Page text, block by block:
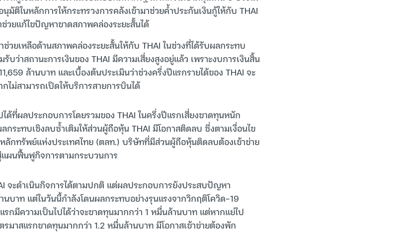
มัติในหลักการให้กระทรวงการคลังเข้ามาช่วยค้ำประกันเงินกู้ให้กับ THAI
ช่วยแก้ไขปัญหาขาดสภาพคล่องระยะสั้นได้
ช่วยเหลือด้านสภาพคล่องระยะสั้นให้กับ THAI ในช่วงที่ได้รับผลกระทบ
บว่าสถานะการเงินของ THAI มีความเสี่ยงสูงอยู่แล้ว เพราะงบการเงินสิ้น
ล้านบาท และเบื้องต้นประเมินว่าช่วงครึ่งปีแรกรายได้ของ THAI จะ
ม่สามารถเปิดให้บริการสายการบินได้
ด้ที่ผลประกอบการโดยรวมของ THAI ในครึ่งปีแรกเสี่ยงขาดทุนหนัก
กระทบเชิงลบซ้ำเติมให้ส่วนผู้ถือหุ้น THAI มีโอกาสติดลบ ซึ่งตามเงื่อนไข
ลักทรัพย์แห่งประเทศไทย (ตลท.) บริษัทที่มีส่วนผู้ถือหุ้นติดลบต้องเข้าข่าย
ผนฟื้นฟูกิจการตามกระบวนการ
จะดำเนินกิจการได้ตามปกติ แต่ผลประกอบการยังประสบปัญหา
บาท แต่ในวันนี้กำลังโดนผลกระทบอย่างรุนแรงจากวิกฤติโควิด-19
รกมีความเป็นไปได้ว่าจะขาดทุนมากกว่า 1 หมื่นล้านบาท แต่หากแย่ไป
มาสแรกขาดทุนมากกว่า 1.2 หมื่นล้านบาท มีโอกาสเข้าข่ายต้องพัก